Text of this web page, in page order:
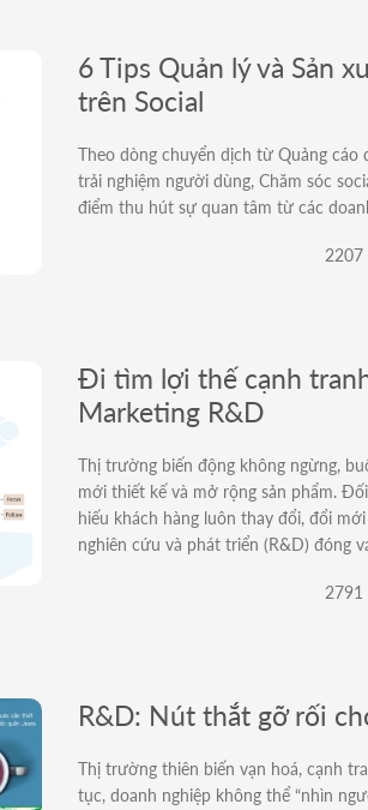
6 Tips Quản lý và Sản
trên Social
Theo dòng chuyển dịch từ Quảng
trải nghiệm người dùng, Chăm sóc
điểm thu hút sự quan tâm từ các
Đi tìm lợi thế cạnh
Marketing R&D
Thị trường biến động không ngừng,
mới thiết kế và mở rộng sản phẩm.
hiếu khách hàng luôn thay đổi, đổi
nghiên cứu và phát triển (R&D) đóng
R&D: Nút thắt gỡ rối
Thị trường thiên biến vạn hoá, cạnh
tục, doanh nghiệp không thể “nhìn